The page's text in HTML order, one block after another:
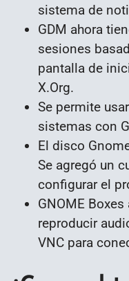
sistema de
GDM ahora
sesiones
pantalla de
X.Org.
Se permite
sistemas con
El disco
Se agregó un
configurar el
GNOME
reproducir
VNC para